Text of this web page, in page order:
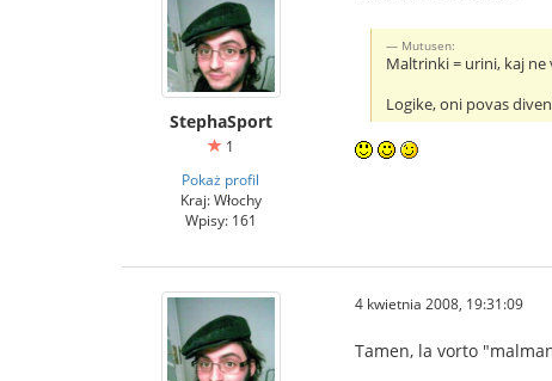
StephaSport
1
Pokaż profil
Kraj: Włochy
Wpisy: 161
Mutusen:
Maltrinki = urini, kaj ne
Logike, oni povas
4 kwietnia 2008, 19:31:09
Tamen, la vorto